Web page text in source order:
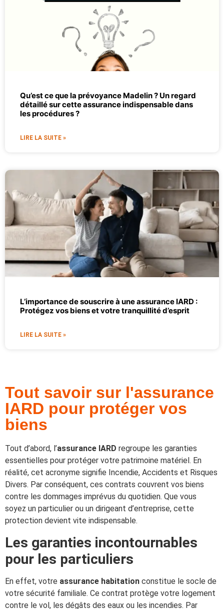
Qu’est ce que la prévoyance Madelin ? Un regard
détaillé sur cette assurance indispensable dans
les procédures ?
LIRE LA SUITE »
L’importance de souscrire à une assurance IARD :
Protégez vos biens et votre tranquillité d’esprit
LIRE LA SUITE »
Tout savoir sur l'assurance
IARD pour protéger vos
biens
Tout d’abord, l’assurance IARD regroupe les garanties
essentielles pour protéger votre patrimoine matériel. En
réalité, cet acronyme signifie Incendie, Accidents et Risques
Divers. Par conséquent, ces contrats couvrent vos biens
contre les dommages imprévus du quotidien. Que vous
soyez un particulier ou un dirigeant d’entreprise, cette
protection devient vite indispensable.
Les garanties incontournables
pour les particuliers
En effet, votre assurance habitation constitue le socle de
votre sécurité familiale. Ce contrat protège votre logement
contre le vol, les dégâts des eaux ou les incendies. Par